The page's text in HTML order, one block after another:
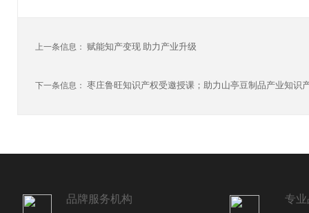
上一条信息： 赋能知产变现 助力产业升级
下一条信息： 枣庄鲁旺知识产权受邀授课；助力山亭豆制品产业知识
品牌服务机构 专